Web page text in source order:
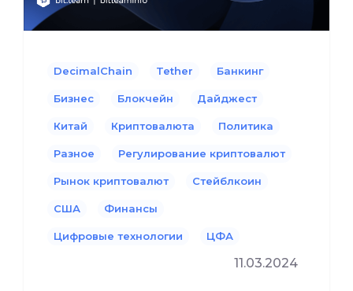
DecimalChain Tether Банкинг
Бизнес Блокчейн Дайджест
Китай Криптовалюта Политика
Разное Регулирование криптовалют
Рынок криптовалют Стейблкоин
США Финансы
Цифровые технологии ЦФА
11.03.2024